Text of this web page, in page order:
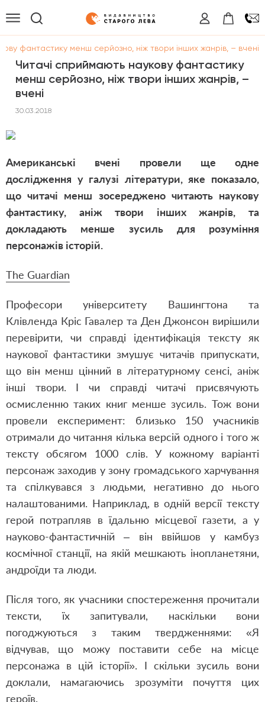
фантастику менш серйозно, ніж твори інших жанрів, – вчені
Читачі сприймають наукову фантастику
менш серйозно, ніж твори інших жанрів, –
вчені
30.03.2018
Американські вчені провели ще одне
дослідження у галузі літератури, яке показало,
що читачі менш зосереджено читають наукову
фантастику, аніж твори інших жанрів, та
докладають менше зусиль для розуміння
персонажів історій.
The Guardian
Професори університету Вашингтона та
Клівленда Кріс Гавалер та Ден Джонсон вирішили
перевірити, чи справді ідентифікація тексту як
наукової фантастики змушує читачів припускати,
що він менш цінний в літературному сенсі, аніж
інші твори. І чи справді читачі присвячують
осмисленню таких книг менше зусиль. Тож вони
провели експеримент: близько 150 учасників
отримали до читання кілька версій одного і того ж
тексту обсягом 1000 слів. У кожному варіанті
персонаж заходив у зону громадського харчування
та спілкувався з людьми, негативно до нього
налаштованими. Наприклад, в одній версії тексту
герой потрапляв в їдальню місцевої газети, а у
науково-фантастичній – він ввійшов у камбуз
космічної станції, на якій мешкають інопланетяни,
андроїди та люди.
Після того, як учасники спостереження прочитали
тексти, їх запитували, наскільки вони
погоджуються з таким твердженнями: «Я
відчував, що можу поставити себе на місце
персонажа в цій історії». І скільки зусиль вони
доклали, намагаючись зрозуміти почуття цих
героїв.